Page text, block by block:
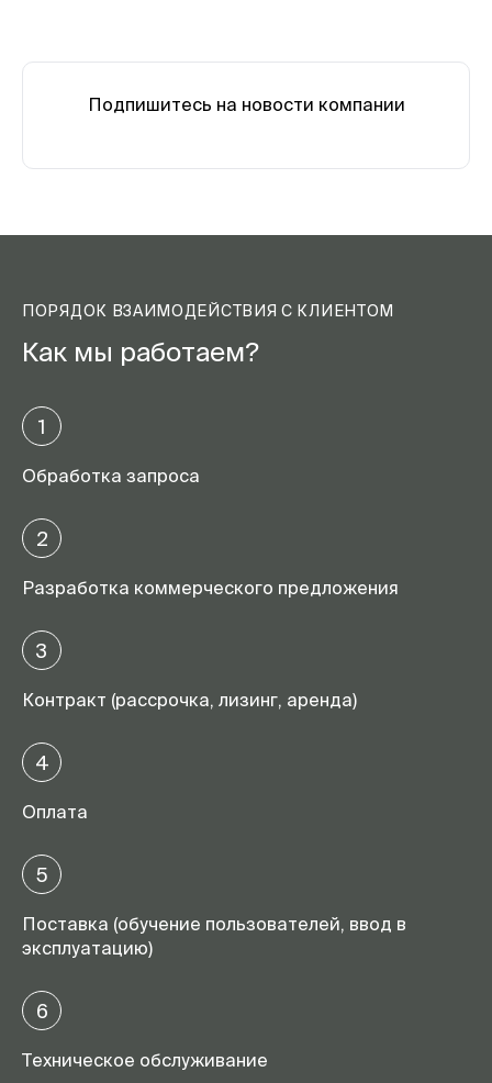
Подпишитесь на новости компании
ПОРЯДОК ВЗАИМОДЕЙСТВИЯ С КЛИЕНТОМ
Как мы работаем?
1
Обработка запроса
2
Разработка коммерческого предложения
3
Контракт (рассрочка, лизинг, аренда)
4
Оплата
5
Поставка (обучение пользователей, ввод в
эксплуатацию)
6
Техническое обслуживание